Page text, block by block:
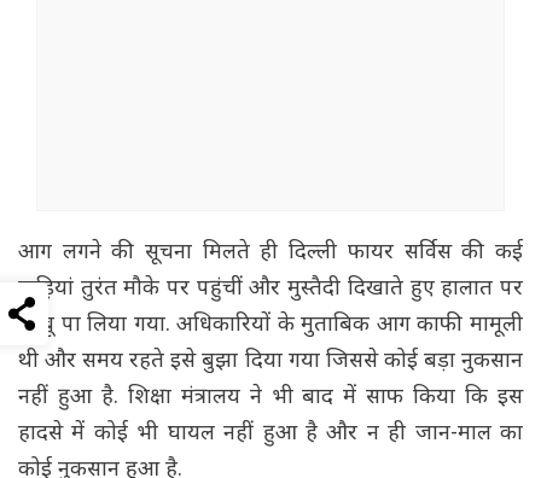
आग लगने की सूचना मिलते ही दिल्ली फायर सर्विस की कई
गाड़ियां तुरंत मौके पर पहुंचीं और मुस्तैदी दिखाते हुए हालात पर
काबू पा लिया गया. अधिकारियों के मुताबिक आग काफी मामूली
थी और समय रहते इसे बुझा दिया गया जिससे कोई बड़ा नुकसान
नहीं हुआ है. शिक्षा मंत्रालय ने भी बाद में साफ किया कि इस
हादसे में कोई भी घायल नहीं हुआ है और न ही जान-माल का
कोई नुकसान हुआ है.